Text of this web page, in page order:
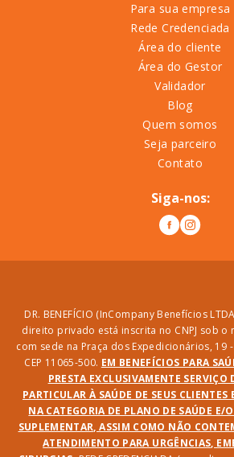
Para sua empresa
Rede Credenciada
Área do cliente
Área do Gestor
Validador
Blog
Quem somos
Seja parceiro
Contato
Siga-nos:
DR. BENEFÍCIO (InCompany Benefícios
direito privado está inscrita no CNPJ sob o
com sede na Praça dos Expedicionários, 19
CEP 11065-500. EM BENEFÍCIOS PARA
PRESTA EXCLUSIVAMENTE SERVIÇO
PARTICULAR À SAÚDE DE SEUS
NA CATEGORIA DE PLANO DE SAÚDE E/
SUPLEMENTAR, ASSIM COMO NÃO
ATENDIMENTO PARA URGÊNCIAS,